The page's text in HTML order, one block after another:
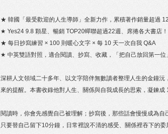
★ 韓國「最受歡迎的人生導師」全新力作，累積著作銷量超過
★ Yes24 9.8 顆星、暢銷 TOP20蟬聯超過22週、席捲各大書店！
★ 每日抄寫練習 × 100 則暖心文字 × 每 10 天一次自我 Q&A
★ 中英雙語對照，適合閱讀、抄寫、收藏，「把自己放回第一位
深耕人文領域二十多年、以文字陪伴無數讀者整理人生的金鐘
來的提醒。本書收錄他對人生、關係與自我成長的思索，凝鍊成
閱讀時，你會先感覺自己被理解；抄寫後，那些話會慢慢成為自
只要替自己留下10分鐘，日常裡說不清的感受、關係裡吞下的